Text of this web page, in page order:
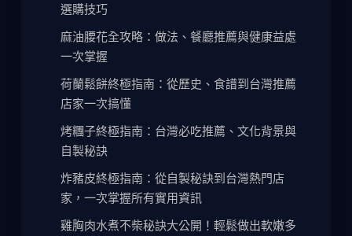
選購技巧
麻油腰花全攻略：做法、餐廳推薦與健康益處
一次掌握
荷蘭鬆餅終極指南：從歷史、食譜到台灣推薦
店家一次搞懂
烤糰子終極指南：台灣必吃推薦、文化背景與
自製秘訣
炸豬皮終極指南：從自製秘訣到台灣熱門店
家，一次掌握所有實用資訊
雞胸肉水煮不柴秘訣大公開！輕鬆做出軟嫩多